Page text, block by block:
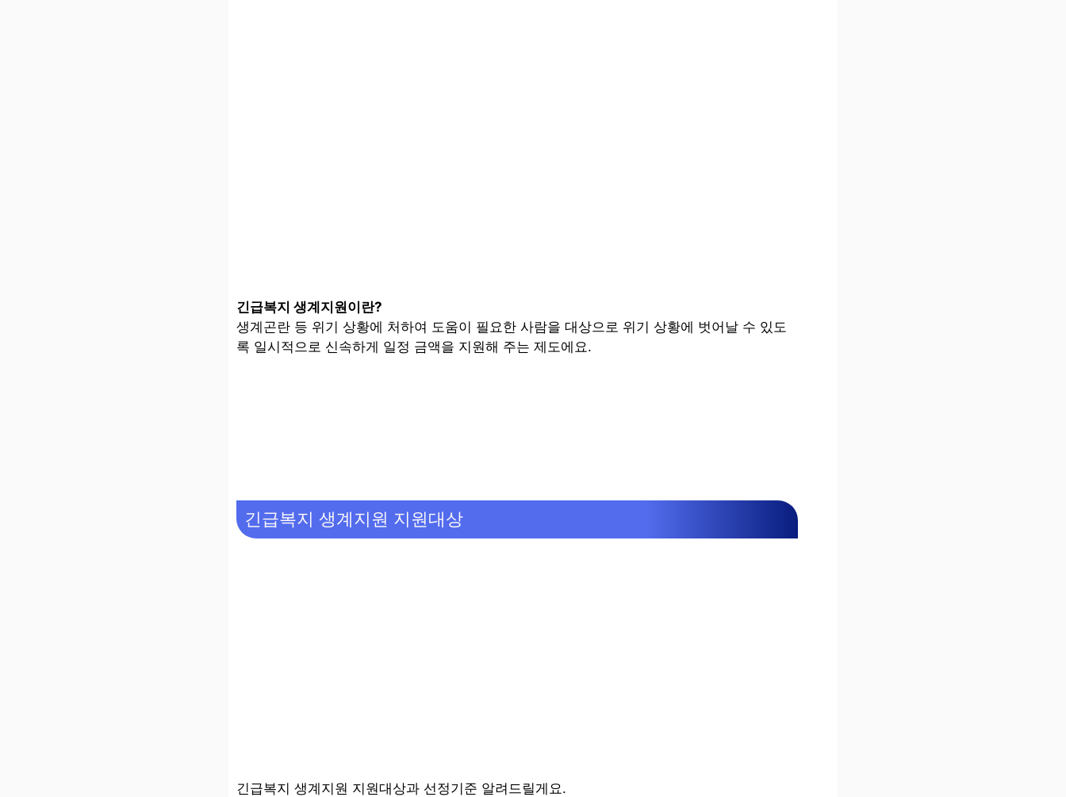
긴급복지 생계지원이란?
생계곤란 등 위기 상황에 처하여 도움이 필요한 사람을 대상으로 위기 상황에 벗어날 수 있도
록 일시적으로 신속하게 일정 금액을 지원해 주는 제도에요.
긴급복지 생계지원 지원대상
긴급복지 생계지원 지원대상과 선정기준 알려드릴게요.